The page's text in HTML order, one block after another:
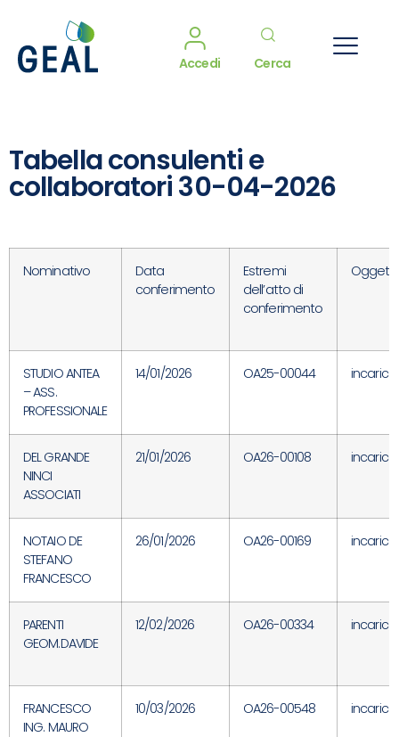
Accedi Cerca
Tabella consulenti e
collaboratori 30-04-2026
Nominativo
Data
conferimento
Estremi
dell’atto di
conferimento
STUDIO ANTEA
– ASS.
PROFESSIONALE
14/01/2026 OA25-00044 incarico
DEL GRANDE
NINCI
ASSOCIATI
21/01/2026 OA26-00108 incarico
NOTAIO DE
STEFANO
FRANCESCO
26/01/2026 OA26-00169 incarico
PARENTI
GEOM.DAVIDE
12/02/2026 OA26-00334 incarico
FRANCESCO
ING. MAURO
10/03/2026 OA26-00548 incarico